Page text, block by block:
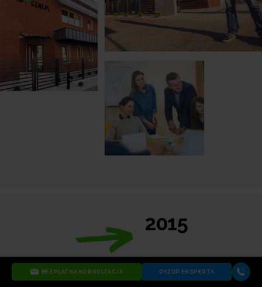
2015
BEZPŁATNA KONSULTACJA DYŻUR EKSPERTA